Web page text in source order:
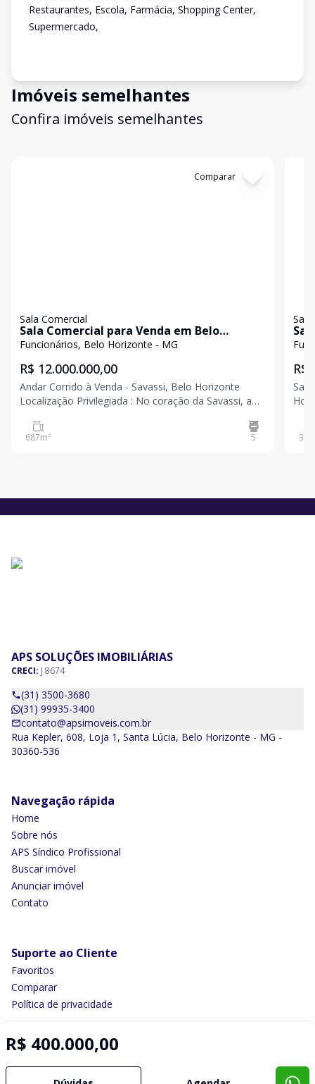
Restaurantes, Escola, Farmácia, Shopping Center,
Supermercado,
Imóveis semelhantes
Confira imóveis semelhantes
Comparar
Sala Comercial
Sala Comercial para Venda em Belo
Horizonte / MG no bairro Funcionários
Funcionários, Belo Horizonte - MG
R$ 12.000.000,00
Andar Corrido à Venda - Savassi, Belo Horizonte
Localização Privilegiada : No coração da Savassi, ao
valorização.Estrutura :9 salas amplas, sendo 4 com
banheiros privativos, totalizando 5 banheiros.Re
687m² 5
R$
37
R$ 400.000,00
APS SOLUÇÕES IMOBILIÁRIAS
CRECI: J 8674
(31) 3500-3680
(31) 99935-3400
contato@apsimoveis.com.br
Rua Kepler, 608, Loja 1, Santa Lúcia, Belo Horizonte - MG -
30360-536
Navegação rápida
Home
Sobre nós
APS Síndico Profissional
Buscar imóvel
Anunciar imóvel
Contato
Suporte ao Cliente
Favoritos
Comparar
Política de privacidade
Selo de Tecnologia Loft